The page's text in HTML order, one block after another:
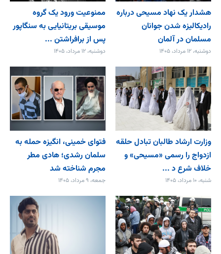
هشدار یک نهاد مسیحی درباره
رادیکالیزه شدن جوانان
مسلمان در آلمان
دوشنبه، ۱۲ مرداد، ۱۴۰۵
ممنوعیت ورود یک گروه
موسیقی بریتانیایی به سنگاپور
پس از برافراشتن ...
دوشنبه، ۱۲ مرداد، ۱۴۰۵
وزارت ارشاد طالبان تبادل حلقه
ازدواج را رسمی «مسیحی» و
خلاف شرع د ...
شنبه، ۱۰ مرداد، ۱۴۰۵
فتوای خمینی، انگیزه حمله به
سلمان رشدی؛ هادی مطر
مجرم شناخته شد
جمعه، ۹ مرداد، ۱۴۰۵